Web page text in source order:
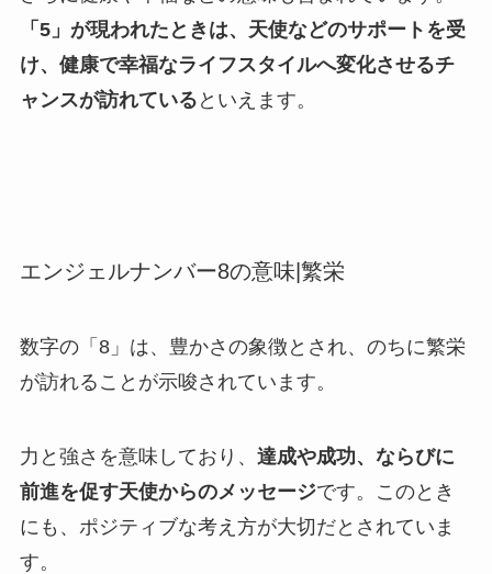
「5」が現われたときは、天使などのサポートを受
け、健康で幸福なライフスタイルへ変化させるチ
ャンスが訪れている といえます。
エンジェルナンバー8の意味|繁栄
数字の「8」は、豊かさの象徴とされ、のちに繁栄
が訪れることが示唆されています。
力と強さを意味しており、 達成や成功、ならびに
前進を促す天使からのメッセージです。このとき
にも、ポジティブな考え方が大切だとされていま
す。